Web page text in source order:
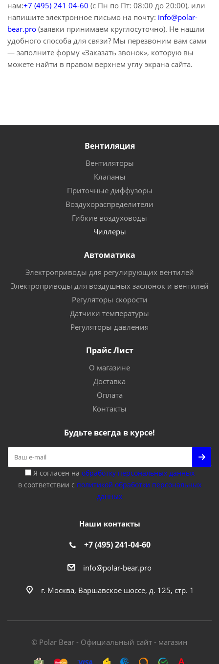
нам:+7 (495) 241 04-60 (с Пн по Пт: 08:00 до 20:00), или
напишите электронное письмо на почту: info@polar-
bear.pro (заявки принимаем круглосуточно). Не нашли
удобного способа для связи? Мы перезвоним вам сами
— заполните форму «Заказать звонок», которую вы
можете найти в правом верхнем углу экрана сайта.
Вентиляция
Вентиляторы
Клапаны
Приточные диффузоры
Воздухораспределители
Гибкие воздуховоды
Чиллеры
Автоматика
Электроприводы для регулирующих вентилей
Электроприводы для воздушных заслонок и вентилей
Регуляторы скорости
Датчики температуры
Регуляторы давления
Прайс Лист
О магазине
Доставка
Оплата
Контакты
Будьте всегда в курсе!
Я согласен на обработку персональных данных
в соответствии с политикой обработки персональных
данных
Наши контакты
+7 (495) 241-04-60
info@polar-bear.pro
г. Москва, Варшавское шоссе, д. 125, стр. 1
© Polar Bear - Официальный сайт - магазин